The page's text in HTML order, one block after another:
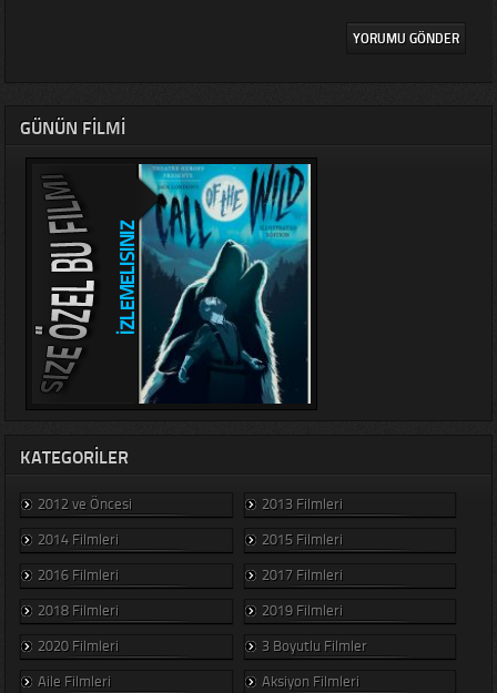
GÜNÜN FILMI
KATEGORILER
2012 ve Öncesi
2013 Filmleri
2014 Filmleri
2015 Filmleri
2016 Filmleri
2017 Filmleri
2018 Filmleri
2019 Filmleri
2020 Filmleri
3 Boyutlu Filmler
Aile Filmleri
Aksiyon Filmleri